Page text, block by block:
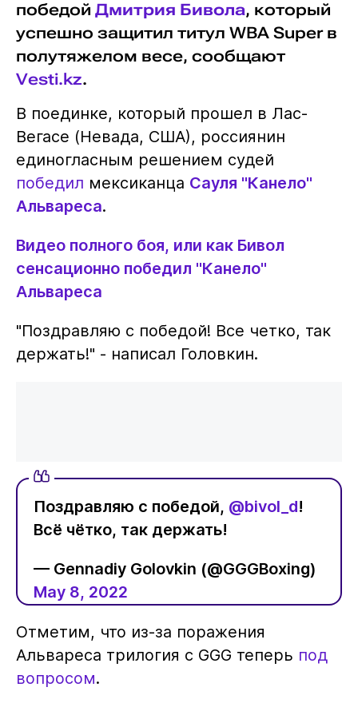
победой Дмитрия Бивола, который
успешно защитил титул WBA Super в
полутяжелом весе, сообщают
Vesti.kz.
В поединке, который прошел в Лас-
Вегасе (Невада, США), россиянин
единогласным решением судей
победил мексиканца Сауля "Канело"
Альвареса.
Видео полного боя, или как Бивол
сенсационно победил "Канело"
Альвареса
"Поздравляю с победой! Все четко, так
держать!" - написал Головкин.
Поздравляю с победой, @bivol_d!
Всё чётко, так держать!
— Gennadiy Golovkin (@GGGBoxing)
May 8, 2022
Отметим, что из-за поражения
Альвареса трилогия с GGG теперь под
вопросом.